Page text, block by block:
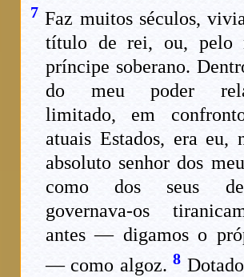
7 Faz muitos séculos,
título de rei, ou, pelo
príncipe soberano.
do meu poder
limitado, em
atuais Estados, era eu,
absoluto senhor dos
como dos seus
governava-os
antes — digamos o
— como algoz.8